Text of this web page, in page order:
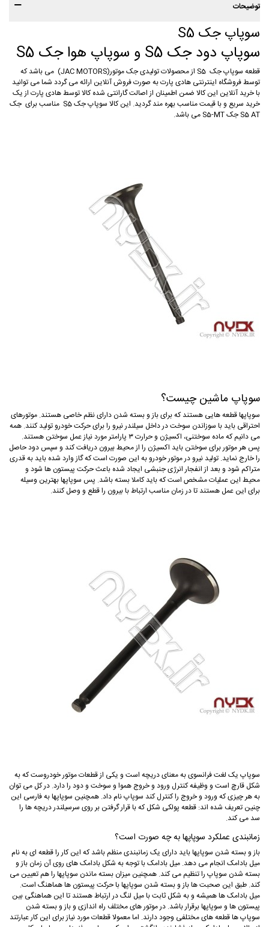
توضیحات
سوپاپ جک S5
سوپاپ دود جک S5 و سوپاپ هوا جک S5
قطعه سوپاپ جک S5 از محصولات تولیدی جک موتور(JAC MOTORS) می باشد که
توسط فروشگاه اینترنتی هادی پارت به صورت فروش آنلاین ارائه می گردد شما می توانید
با خرید آنلاین این کالا ضمن اطمینان از اصالت گارانتی شده کالا توسط هادی پارت از یک
خرید سریع و با قیمت مناسب بهره مند گردید. این کالا سوپاپ جک S5 مناسب برای جک
S5 AT جک S5-MT می باشد.
سوپاپ ماشین چیست؟
سوپاپها قطعه هایی هستند که برای باز و بسته شدن دارای نظم خاصی هستند. موتورهای
احتراقی باید با سوزاندن سوخت در داخل سیلندر نیرو را برای حرکت خودرو تولید کنند. همه
می دانیم که ماده سوختنی، اکسیژن و حرارت ۳ پارامتر مورد نیاز عمل سوختن هستند.
پس هر موتور برای سوختن باید اکسیژن را از محیط بیرون دریافت کند و سپس دود حاصل
را خارج نماید. تولید نیرو در موتور خودرو به این صورت است که گاز وارد شده باید به قدری
متراکم شود و بعد از انفجار انرژی جنبشی ایجاد شده باعث حرکت پیستون ها شود و
محیط این عملیات مشخص است که باید کاملا بسته باشد. پس سوپاپها بهترین وسیله
برای این عمل هستند تا در زمان مناسب ارتباط با بیرون را قطع و وصل کنند.
سوپاپ یک لغت فرانسوی به معنای دریچه است و یکی از قطعات موتور خودروست که به
شکل قارچ است و وظیفه کنترل ورود و خروج هموا و سوخت و دود را دارد. در کل می توان
به هر چیزی که ورود و خروج را کنترل کند سوپاپ نام داد. همچنین سوپاپها به فارسی این
چنین تعریف شده اند: قطعه پولکی شکل که با قرار گرفتن بر روی سرسیلندر دریچه ها را
سد می کند.
زمانبندی عملکرد سوپاپها به چه صورت است؟
باز و بسته شدن سوپاپها باید دارای یک زمانبندی منظم باشد که این کار را قطعه ای به نام
میل بادامک انجام می دهد. میل بادامک با توجه به شکل بادامک های روی آن زمان باز و
بسته شدن سوپاپ را تنظیم می کند. همچنین میزان بسته ماندن سوپاپها را هم تعیین می
کند. طبق این صحبت ها باز و بسته شدن سوپاپها با حرکت پیستون ها هماهنگ است.
میل بادامک ها همیشه و به شکل ثابت با میل لنگ در ارتباط هستند تا این هماهنگی بین
پیستون ها و سوپاپها برقرار باشد. در موتور های مختلف راه اندازی و باز و بسته شدن
سوپاپ ها قطعه های مختلفی وجود دارند. اما معمولا قطعات مورد نیاز برای این کار عبارتند